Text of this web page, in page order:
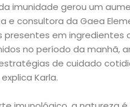
imunidade gerou um
consultora da Gaea
em ingredientes
no período da manhã,
de cuidado
Karla.